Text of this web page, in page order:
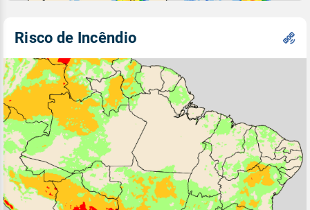
Risco de Incêndio